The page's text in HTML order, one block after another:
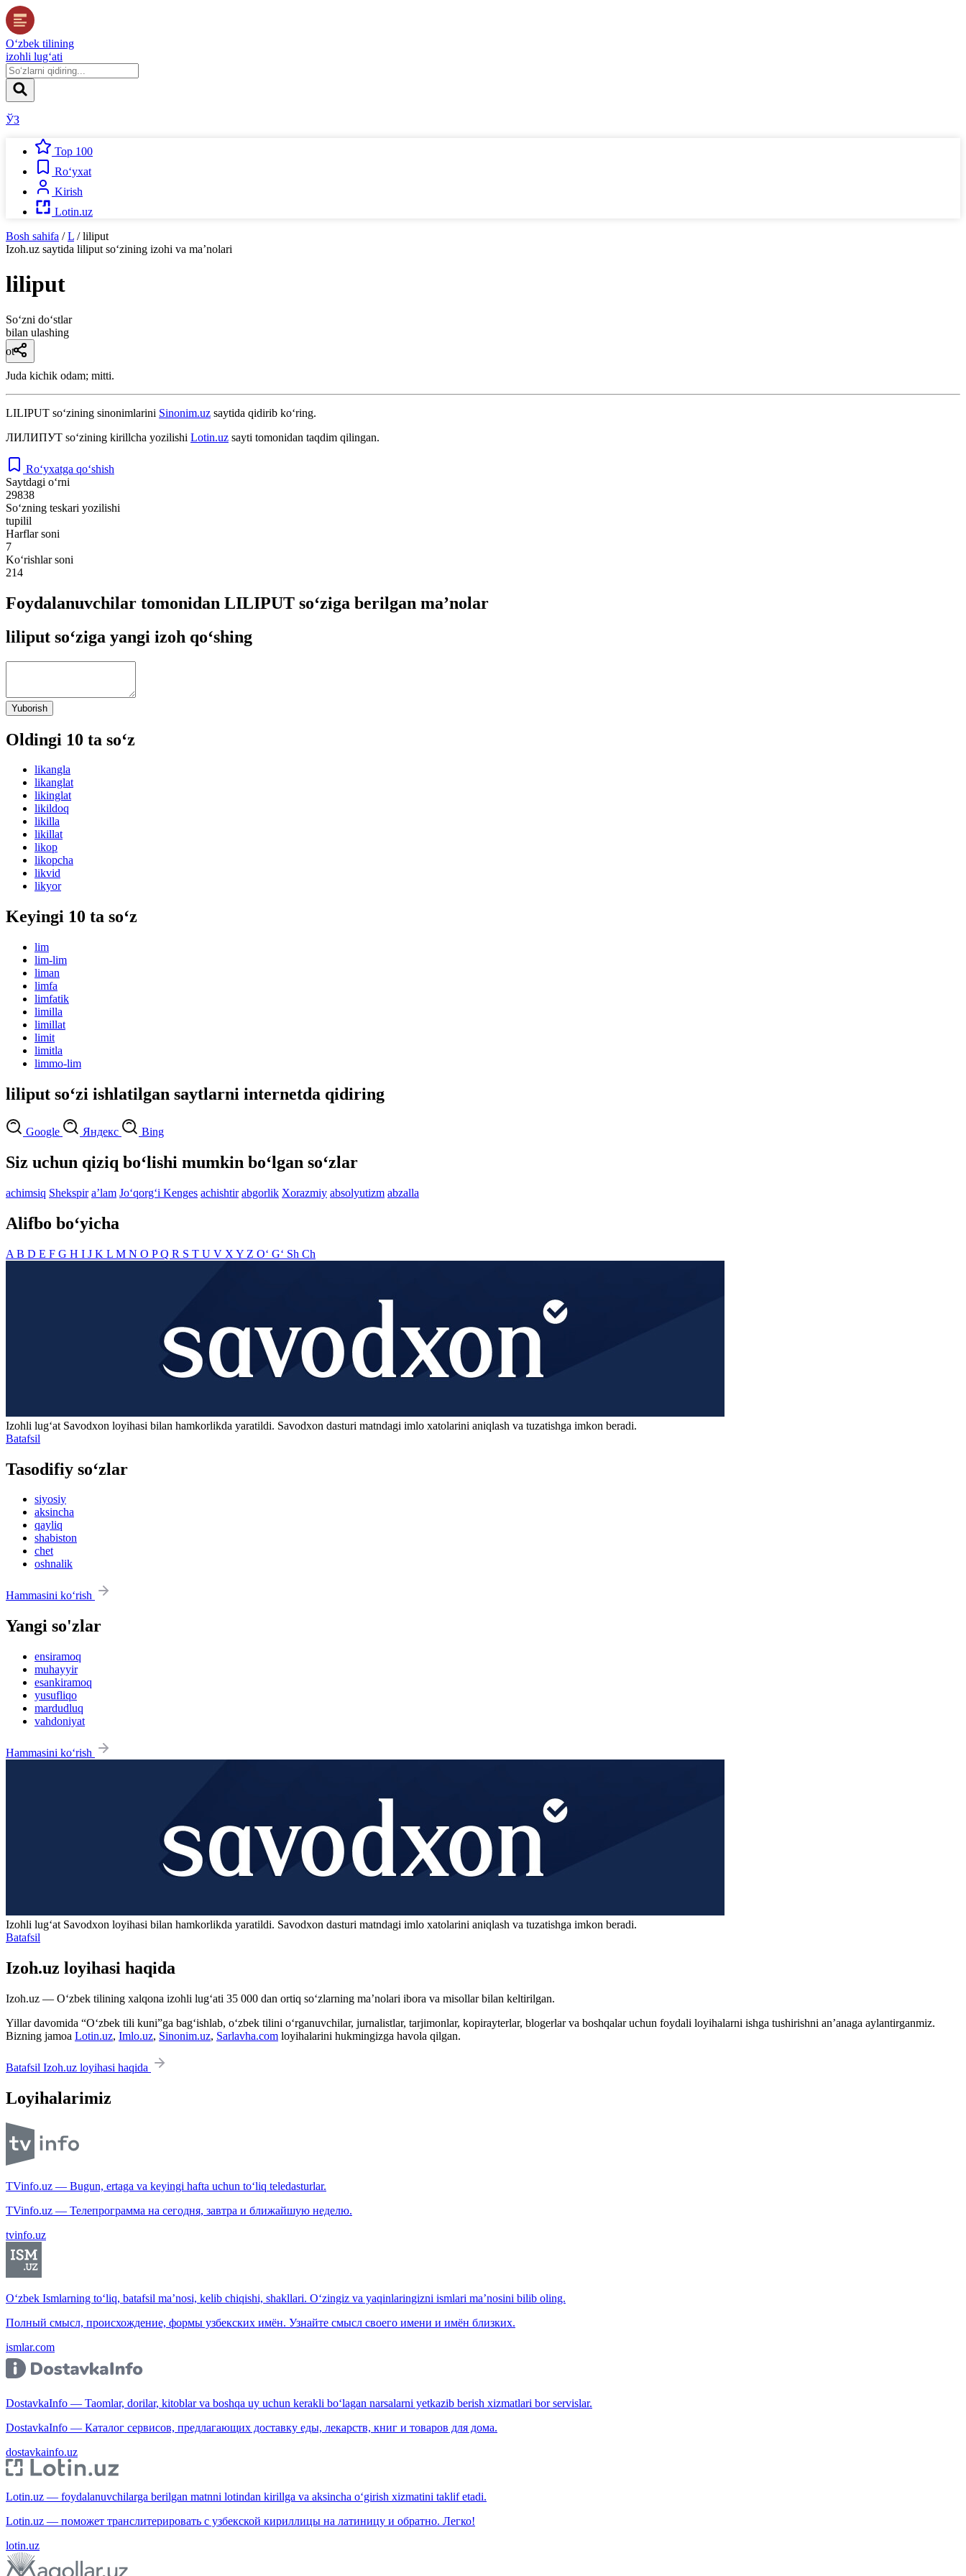
O‘zbek tilining
izohli lug‘ati
ЎЗ
Top 100
Ro‘yxat
Kirish
Lotin.uz
Bosh sahifa / L / liliput
Izoh.uz saytida liliput so‘zining izohi va ma’nolari
liliput
So‘zni do‘stlar
bilan ulashing
ot
Juda kichik odam; mitti.
LILIPUT so‘zining sinonimlarini Sinonim.uz saytida qidirib ko‘ring.
ЛИЛИПУТ so‘zining kirillcha yozilishi Lotin.uz sayti tomonidan taqdim qilingan.
Ro‘yxatga qo‘shish
Saytdagi o‘rni
29838
So‘zning teskari yozilishi
tupilil
Harflar soni
7
Ko‘rishlar soni
214
Foydalanuvchilar tomonidan LILIPUT so‘ziga berilgan ma’nolar
liliput so‘ziga yangi izoh qo‘shing
Yuborish
Oldingi 10 ta so‘z
likangla
likanglat
likinglat
likildoq
likilla
likillat
likop
likopcha
likvid
likyor
Keyingi 10 ta so‘z
lim
lim-lim
liman
limfa
limfatik
limilla
limillat
limit
limitla
limmo-lim
liliput so‘zi ishlatilgan saytlarni internetda qidiring
Google Яндекс Bing
Siz uchun qiziq bo‘lishi mumkin bo‘lgan so‘zlar
achimsiq Shekspir aʼlam Jo‘qorg‘i Kenges achishtir abgorlik Xorazmiy absolyutizm abzalla
Alifbo bo‘yicha
A B D E F G H I J K L M N O PQ R S T U V X Y Z O‘ G‘ Sh Ch
Izohli lugʻat Savodxon loyihasi bilan hamkorlikda yaratildi. Savodxon dasturi matndagi imlo xatolarini aniqlash va tuzatishga imkon beradi.
Batafsil
Tasodifiy so‘zlar
siyosiy
aksincha
qayliq
shabiston
chet
oshnalik
Hammasini ko‘rish
Yangi so'zlar
ensiramoq
muhayyir
esankiramoq
yusufliqo
mardudluq
vahdoniyat
Hammasini ko‘rish
Izohli lugʻat Savodxon loyihasi bilan hamkorlikda yaratildi. Savodxon dasturi matndagi imlo xatolarini aniqlash va tuzatishga imkon beradi.
Batafsil
Izoh.uz loyihasi haqida
Izoh.uz — O‘zbek tilining xalqona izohli lug‘ati 35 000 dan ortiq so‘zlarning ma’nolari ibora va misollar bilan keltirilgan.
Yillar davomida “O‘zbek tili kuni”ga bag‘ishlab, o‘zbek tilini o‘rganuvchilar, jurnalistlar, tarjimonlar, kopirayterlar, blogerlar va boshqalar uchun foydali loyihalarni ishga tushirishni an’anaga aylantirganmiz.
Bizning jamoa Lotin.uz, Imlo.uz, Sinonim.uz, Sarlavha.com loyihalarini hukmingizga havola qilgan.
Batafsil Izoh.uz loyihasi haqida
Loyihalarimiz
TVinfo.uz — Bugun, ertaga va keyingi hafta uchun to‘liq teledasturlar.
TVinfo.uz — Телепрограмма на сегодня, завтра и ближайшую неделю.
tvinfo.uz
O‘zbek Ismlarning to‘liq, batafsil ma’nosi, kelib chiqishi, shakllari. O‘zingiz va yaqinlaringizni ismlari ma’nosini bilib oling.
Полный смысл, происхождение, формы узбекских имён. Узнайте смысл своего имени и имён близких.
ismlar.com
DostavkaInfo — Taomlar, dorilar, kitoblar va boshqa uy uchun kerakli bo‘lagan narsalarni yetkazib berish xizmatlari bor servislar.
DostavkaInfo — Каталог сервисов, предлагающих доставку еды, лекарств, книг и товаров для дома.
dostavkainfo.uz
Lotin.uz — foydalanuvchilarga berilgan matnni lotindan kirillga va aksincha o‘girish xizmatini taklif etadi.
Lotin.uz — поможет транслитерировать с узбекской кириллицы на латиницу и обратно. Легко!
lotin.uz